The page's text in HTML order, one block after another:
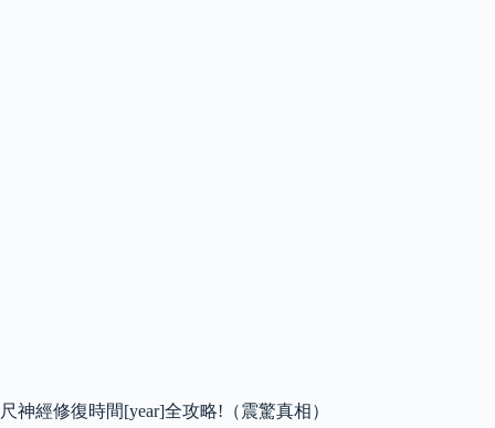
尺神經修復時間[year]全攻略!（震驚真相）